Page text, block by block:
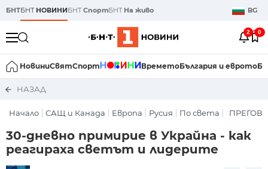
БНТБНТ НОВИНИБНТСпортБНТ На живо BG
2 0
НовиниСвятСпорт ВреметоБългария и еврото
НАЗАД
Начало САЩ и Канада Европа Русия По света
30-дневно примирие в Украйна - как
реагираха светът и лидерите